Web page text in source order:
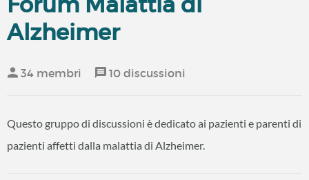
Alzheimer
34 membri 10 discussioni
Questo gruppo di discussioni è dedicato ai pazienti e parenti di
pazienti affetti dalla malattia di Alzheimer.